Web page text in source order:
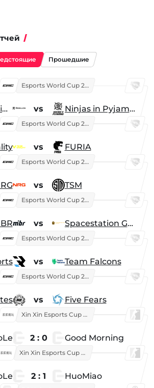
Прошедшие
Esports World Cup 2026
Shopify Rebellion vs Ninjas in Pyjamas
Esports World Cup 2026
vs FURIA
Esports World Cup 2026
vs TSM
Esports World Cup 2026
vs Spacestation Gaming
Esports World Cup 2026
vs Team Falcons
Esports World Cup 2026
vs Five Fears
Xin Xin Esports Cup 2025
2 : 0 Good Morning
Xin Xin Esports Cup 2026
2 : 1 HuoMiao